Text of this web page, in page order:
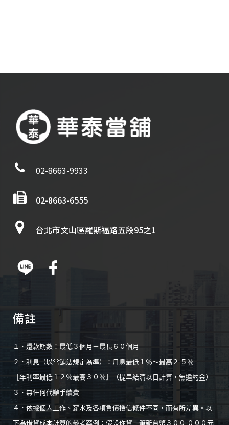
02-8663-9933
02-8663-6555
台北市文山區羅斯福路五段95之1
備註
１．還款期數：最低３個月－最長６０個月
２．利息（以當舖法規定為準）：月息最低１％～最高２.５％
［年利率最低１２％最高３０％］（提早結清以日計算，無違約金）
３．無任何代辦手續費
４．依據個人工作、薪水及各項負債授信條件不同，而有所差異。以
下為借貸成本計算的參考案例：假設你貸一筆新台幣３００,０００元